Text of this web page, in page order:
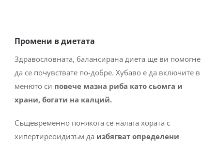
Промени в диетата
Здравословната, балансирана диета ще ви помогне
да се почувствате по-добре. Хубаво е да включите в
менюто си повече мазна риба като сьомга и
храни, богати на калций.
Същевременно понякога се налага хората с
хипертиреоидизъм да избягват определени